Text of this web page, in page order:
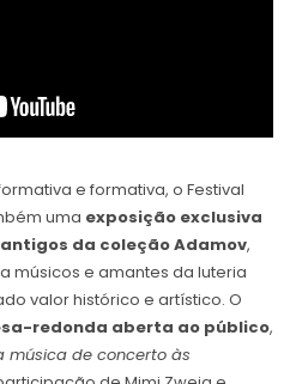
e formativa, o Festival
uma exposição exclusiva
da coleção Adamov,
músicos e amantes da luteria
valor histórico e artístico. O
redonda aberta ao público,
música de concerto às